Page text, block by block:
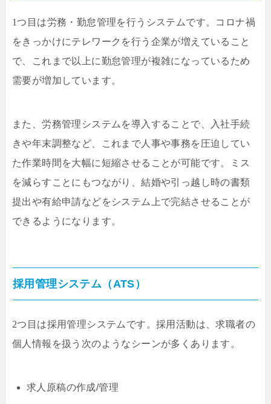
1つ目は労務・勤怠管理を行うシステムです。コロナ禍
をきっかけにテレワークを行う企業が増えていること
で、これまで以上に勤怠管理が複雑になっているため
需要が増加しています。
また、労務管理システムを導入することで、入社手続
きや年末調整など、これまで人事や事務を圧迫してい
た作業時間を大幅に短縮させることが可能です。ミス
を減らすことにもつながり、結婚や引っ越し時の書類
提出や有給申請などをシステム上で完結させることが
できるようになります。
採用管理システム（ATS）
2つ目は採用管理システムです。採用活動は、求職者の
個人情報を扱う次のようなシーンが多くあります。
求人原稿の作成/管理